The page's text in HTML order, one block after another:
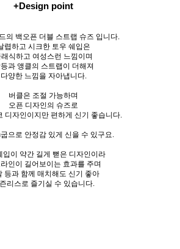
+Design point
의 백오픈 더블 스트랩 슈즈 입니다.
렵하고 시크한 토우 쉐입은
래식하고 여성스런 느낌이며
과 앵클의 스트랩이 더해져
다양한 느낌을 자아냅니다.
버클은 조절 가능하며
오픈 디자인의 슈즈로
디자인이지만 편하게 신기 좋습니다.
으로 안정감 있게 신을 수 있구요.
입이 약간 길게 뻗은 디자인이라
인이 길어보이는 효과를 주며
등과 함께 매치해도 신기 좋아
리스로 즐기실 수 있습니다.